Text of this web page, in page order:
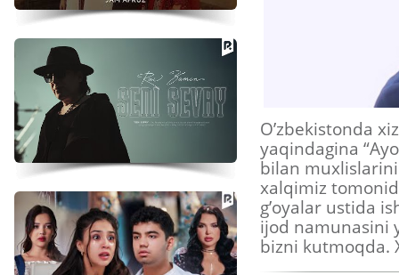
O’zbekistonda
yaqindagina
bilan
xalqimiz
g’oyalar ustida
ijod namunasini
bizni kutmoqda.